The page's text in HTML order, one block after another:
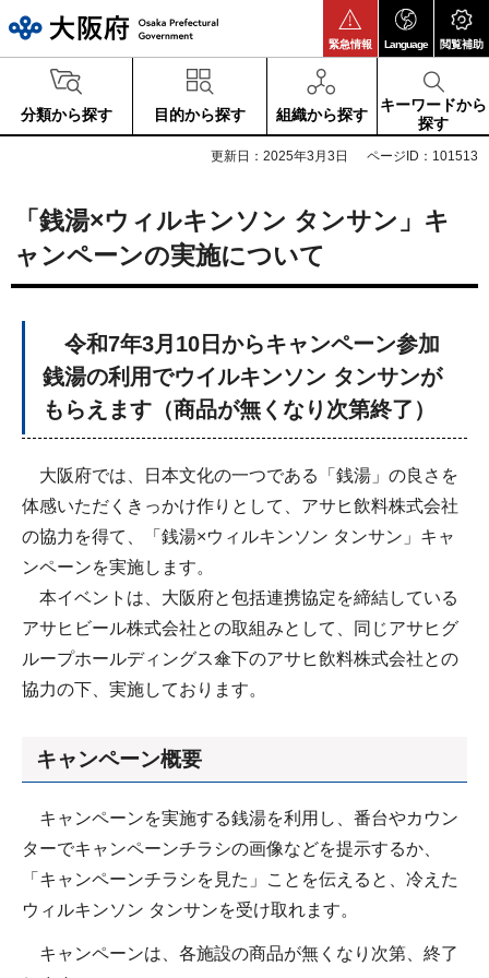
緊急情報 Language 閲覧補助
分類から探す 目的から探す 組織から探す
キーワードから
探す
更新日：2025年3月3日 ページID：101513
「銭湯×ウィルキンソン タンサン」キ
ャンペーンの実施について
令和7年3月10日からキャンペーン参加
銭湯の利用でウイルキンソン タンサンが
もらえます（商品が無くなり次第終了）
大阪府では、日本文化の一つである「銭湯」の良さを
体感いただくきっかけ作りとして、アサヒ飲料株式会社
の協力を得て、「銭湯×ウィルキンソン タンサン」キャ
ンペーンを実施します。
本イベントは、大阪府と包括連携協定を締結している
アサヒビール株式会社との取組みとして、同じアサヒグ
ループホールディングス傘下のアサヒ飲料株式会社との
協力の下、実施しております。
キャンペーン概要
キャンペーンを実施する銭湯を利用し、番台やカウン
ターでキャンペーンチラシの画像などを提示するか、
「キャンペーンチラシを見た」ことを伝えると、冷えた
ウィルキンソン タンサンを受け取れます。
キャンペーンは、各施設の商品が無くなり次第、終了